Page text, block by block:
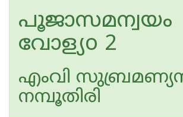
പൂജാസമന്വയം
വോള്യo 2
എംവി
നമ്പൂതിരി